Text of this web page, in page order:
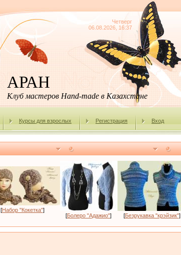
Четверг
06.08.2026, 16:37
АРАН
Клуб мастеров Hand-made в Казахстане
Курсы для взрослых Регистрация Вход
[Набор "Кокетка"]
[Болеро "Адажио"] [Безрукавка "крэйзик"]